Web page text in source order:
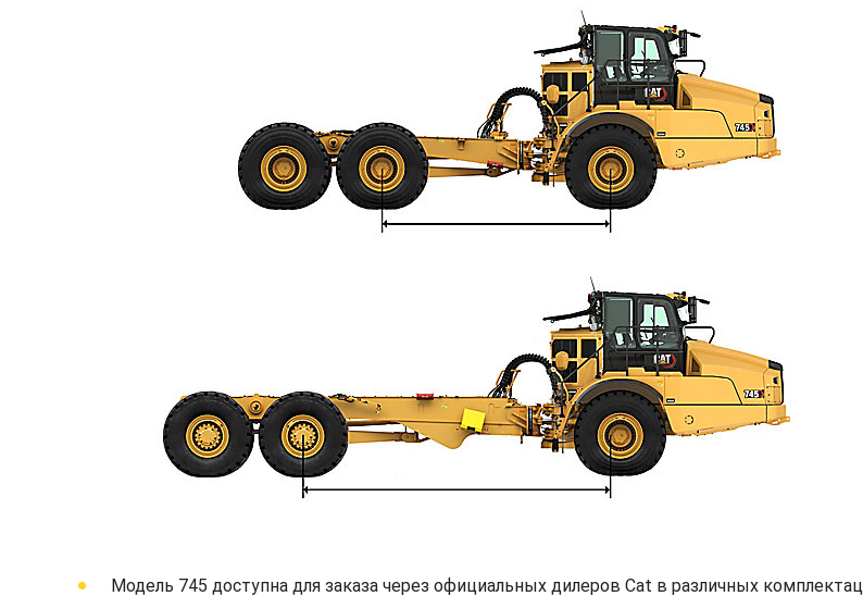
Модель 745 доступна для заказа через официальных дилеров Cat в различных